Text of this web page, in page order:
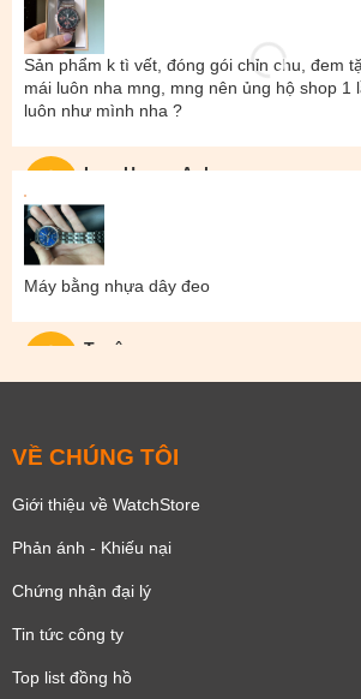
Lam Hoang Anh
Sản phẩm k tì vết, đóng gói chỉn chu, đem
mái luôn nha mng, mng nên ủng hộ shop 1
luôn như mình nha ?
Tuyên
Máy bằng nhựa dây đeo
VỀ CHÚNG TÔI
Giới thiệu về WatchStore
Phản ánh - Khiếu nại
Chứng nhận đại lý
Tin tức công ty
Top list đồng hồ